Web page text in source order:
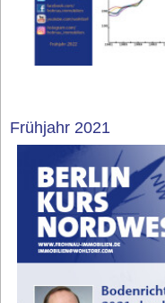
Frühjahr 2021